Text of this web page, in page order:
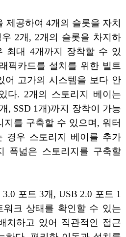
제공하여 4개의 슬롯을 자치
2개, 2개의 슬롯을 차지하
최대 4개까지 장착할 수 있
픽카드를 설치를 위한 빌트
어 고가의 시스템을 보다 안
다. 2개의 스토리지 베이는
, SSD 1개)까지 장착이 가능
를 구축할 수 있으며, 워터
경우 스토리지 베이를 추가
폭넓은 스토리지를 구축할
포트 3개, USB 2.0 포트 1
크 상태를 확인할 수 있는
치하고 있어 직관적인 접근